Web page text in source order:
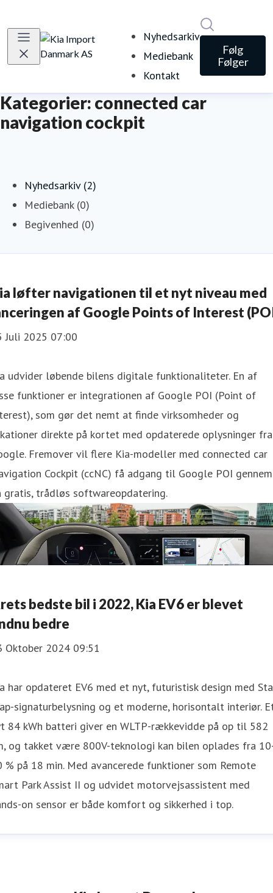
Nyhedsarkiv
Mediebank
Kontakt
Følg
Følger
Kategorier: connected car
navigation cockpit
Nyhedsarkiv (2)
Mediebank (0)
Begivenhed (0)
løfter navigationen til et nyt niveau med
af Google Points of Interest
Juli 2025 07:00
udvider løbende bilens digitale funktionaliteter. En af
funktioner er integrationen af Google POI (Point of
som gør det nemt at finde virksomheder og
direkte på kortet med opdaterede oplysninger fra
Fremover vil flere Kia-modeller med connected car
Cockpit (ccNC) få adgang til Google POI gennem
gratis, trådløs softwareopdatering.
bedste bil i 2022, Kia EV6 er blevet
bedre
Oktober 2024 09:51
har opdateret EV6 med et nyt, futuristisk design med
signaturbelysning og et moderne, horisontalt interiør.
84 kWh batteri giver en WLTP-rækkevidde på op til 582
og takket være 800V-teknologi kan bilen oplades fra
% på 18 min. Med avancerede funktioner som Remote
Park Assist II og udvidet motorvejsassistent med
on sensor er både komfort og sikkerhed i top.